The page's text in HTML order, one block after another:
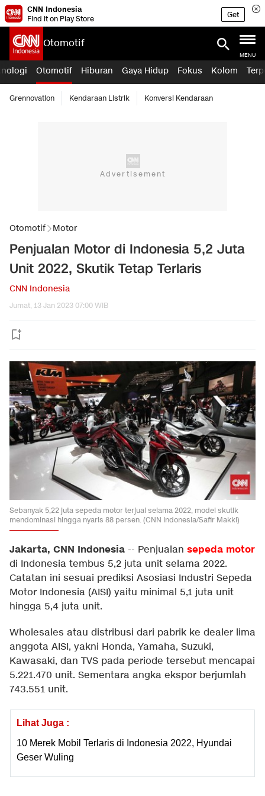
CNN Indonesia
Find it on Play Store
Get
Otomotif
MENU
Otomotif Hiburan Gaya Hidup Fokus Kolom
Grennovation Kendaraan Listrik Konversi Kendaraan
Otomotif Motor
Penjualan Motor di Indonesia 5,2 Juta
Unit 2022, Skutik Tetap Terlaris
CNN Indonesia
Jumat, 13 Jan 2023 07:00 WIB
Sebanyak 5,22 juta sepeda motor terjual selama 2022, model skutik
mendominasi hingga nyaris 88 persen. (CNN Indonesia/Safir Makki)
Jakarta, CNN Indonesia -- Penjualan sepeda motor
di Indonesia tembus 5,2 juta unit selama 2022.
Catatan ini sesuai prediksi Asosiasi Industri Sepeda
Motor Indonesia (AISI) yaitu minimal 5,1 juta unit
hingga 5,4 juta unit.
Wholesales atau distribusi dari pabrik ke dealer lima
anggota AISI, yakni Honda, Yamaha, Suzuki,
Kawasaki, dan TVS pada periode tersebut mencapai
5.221.470 unit. Sementara angka ekspor berjumlah
743.551 unit.
Lihat Juga :
10 Merek Mobil Terlaris di Indonesia 2022, Hyundai
Geser Wuling